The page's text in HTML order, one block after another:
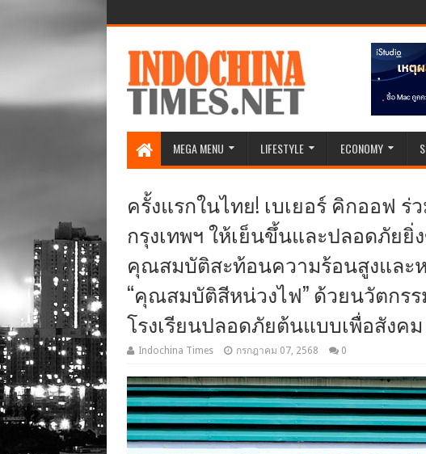
MEGA MENU LIFESTYLE ECONOMY
ครั้งแรกในไทย! เบเยอร์ คิกออฟ
กรุงเทพฯ ให้เย็นขึ้นและปลอดภัย
คุณสมบัติสะท้อนความร้อนสูงและ
“คุณสมบัติสีหน่วงไฟ” ด้วยนวัตกร
โรงเรียนปลอดภัยต้นแบบเพื่อสังคม
Indochina Times กรกฎาคม 07, 2568 0